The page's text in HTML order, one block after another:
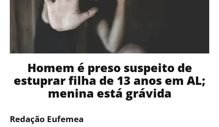
Homem é preso suspeito de
estuprar filha de 13 anos em AL;
menina está grávida
Redação Eufemea